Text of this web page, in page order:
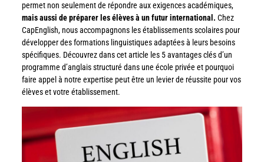
permet non seulement de répondre aux exigences académiques,
mais aussi de préparer les élèves à un futur international. Chez
CapEnglish, nous accompagnons les établissements scolaires pour
développer des formations linguistiques adaptées à leurs besoins
spécifiques. Découvrez dans cet article les 5 avantages clés d’un
programme d’anglais structuré dans une école privée et pourquoi
faire appel à notre expertise peut être un levier de réussite pour vos
élèves et votre établissement.